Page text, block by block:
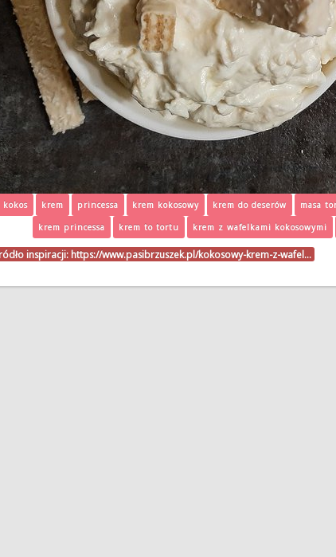
kokos krem princessa krem kokosowy krem do deserów masa
krem princessa
krem to tortu krem z wafelkami kokosowymi
inspiracji: https://www.pasibrzuszek.pl/kokosowy-krem-z-wafel…